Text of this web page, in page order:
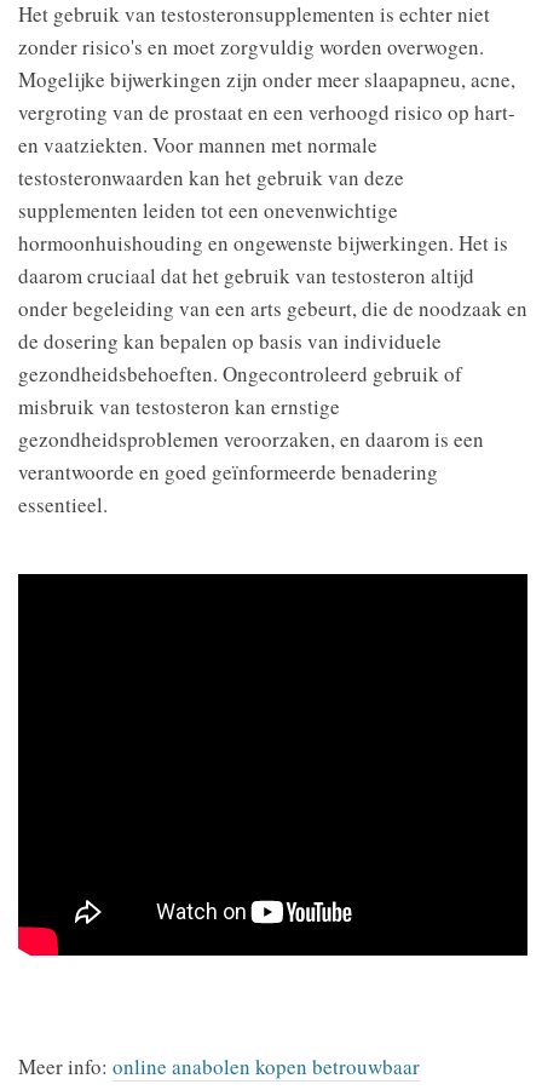
Het gebruik van testosteronsupplementen is echter niet
zonder risico's en moet zorgvuldig worden overwogen.
Mogelijke bijwerkingen zijn onder meer slaapapneu, acne,
vergroting van de prostaat en een verhoogd risico op hart-
en vaatziekten. Voor mannen met normale
testosteronwaarden kan het gebruik van deze
supplementen leiden tot een onevenwichtige
hormoonhuishouding en ongewenste bijwerkingen. Het is
daarom cruciaal dat het gebruik van testosteron altijd
onder begeleiding van een arts gebeurt, die de noodzaak en
de dosering kan bepalen op basis van individuele
gezondheidsbehoeften. Ongecontroleerd gebruik of
misbruik van testosteron kan ernstige
gezondheidsproblemen veroorzaken, en daarom is een
verantwoorde en goed geïnformeerde benadering
essentieel.
Meer info: online anabolen kopen betrouwbaar